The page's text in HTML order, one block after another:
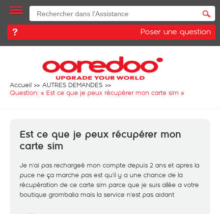
Poser une question
Accueil
AUTRES DEMANDES
Question: « Est ce que je peux récupérer mon carte sim »
Est ce que je peux récupérer mon
carte sim
Je n'ai pas rechargeé mon compte depuis 2 ans et apres la
puce ne ça marche pas est qu'il y a une chance de la
récupération de ce carte sim parce que je suis allée a votre
boutique grombalia mais la service n'est pas aidant